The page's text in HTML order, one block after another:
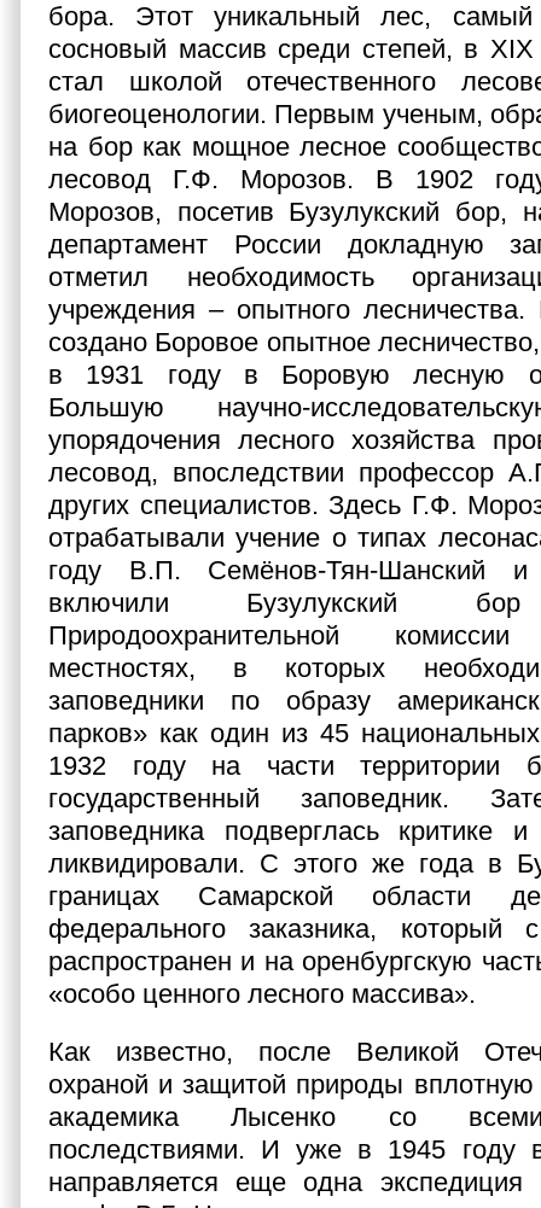
бора. Этот уникальный лес,
сосновый массив среди степей, в
стал школой отечественного
биогеоценологии. Первым ученым,
на бор как мощное лесное
лесовод Г.Ф. Морозов. В 1902
Морозов, посетив Бузулукский бор,
департамент России докладную
отметил необходимость
учреждения – опытного
создано Боровое опытное
в 1931 году в Боровую лесную
Большую научно-
упорядочения лесного хозяйства
лесовод, впоследствии профессор
других специалистов. Здесь Г.Ф.
отрабатывали учение о типах
году В.П. Семёнов-Тян-Шанский и
включили Бузулукский
Природоохранительной
местностях, в которых
заповедники по образу
парков» как один из 45
1932 году на части территории
государственный заповедник.
заповедника подверглась критике
ликвидировали. С этого же года в
границах Самарской области
федерального заказника,
распространен и на оренбургскую
«особо ценного лесного массива».
Как известно, после Великой
охраной и защитой природы
академика Лысенко со
последствиями. И уже в 1945 году
направляется еще одна экспедиция